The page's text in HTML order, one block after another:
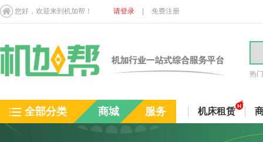
您好，欢迎来到机加帮！ 请登录 免费注册
热
全部分类 商城 服务 机床租赁